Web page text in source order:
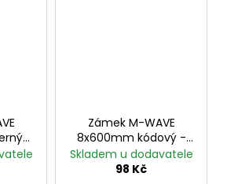
Zámek M-WAVE
8x600mm kódový -
černý
Skladem u dodavatele
98 Kč